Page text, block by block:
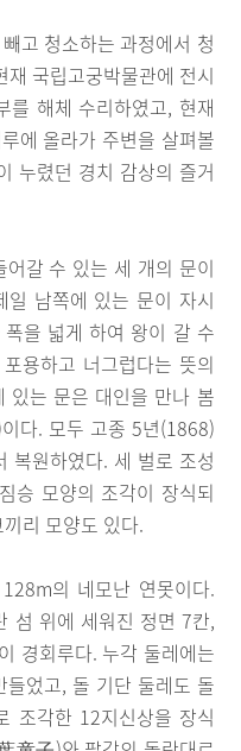
고 청소하는 과정에서 청
국립고궁박물관에 전시
해체 수리하였고, 현재
에 올라가 주변을 살펴볼
누렸던 경치 감상의 즐거
갈 수 있는 세 개의 문이
남쪽에 있는 문이 자시
을 넓게 하여 왕이 갈 수
용하고 너그럽다는 뜻의
는 문은 대인을 만나 봄
다. 모두 고종 5년(1868)
복원하였다. 세 벌로 조성
승 모양의 조각이 장식되
리 모양도 있다.
의 네모난 연못이다.
섬 위에 세워진 정면 7칸,
경회루다. 누각 둘레에는
었고, 돌 기단 둘레도 돌
조각한 12지신상을 장식